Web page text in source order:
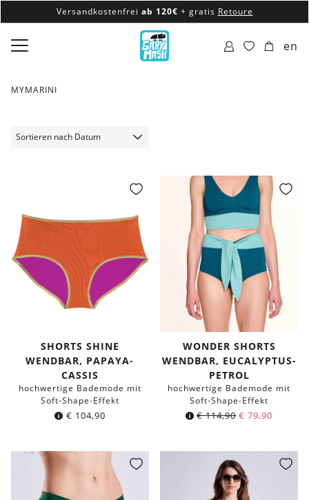
Versandkostenfrei ab 120€ + gratis Retoure
100% veganes & fair produziertes Sortiment
Versandkostenfrei ab 120€
en
MYMARINI
SHORTS SHINE
WENDBAR, PAPAYA-
CASSIS
hochwertige Bademode mit
Soft-Shape-Effekt
€ 104,90
WONDER SHORTS
WENDBAR, EUCALYPTUS-
PETROL
hochwertige Bademode mit
Soft-Shape-Effekt
€114,90 € 79,90